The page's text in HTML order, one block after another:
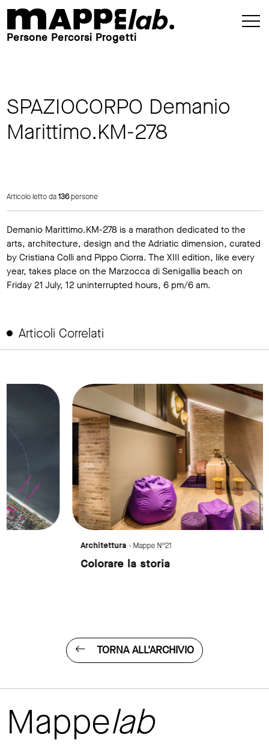
Persone Percorsi Progetti
SPAZIOCORPO Demanio
Marittimo.KM-278
Articolo letto da136persone
Demanio Marittimo.KM-278 is a marathon dedicated to the
arts, architecture, design and the Adriatic dimension, curated
by Cristiana Colli and Pippo Ciorra. The XIII edition, like every
year, takes place on the Marzocca di Senigallia beach on
Friday 21 July, 12 uninterrupted hours, 6 pm/6 am.
Articoli Correlati
- Mappe N°21
Colorare la storia
link to page
TORNA ALL'ARCHIVIO
Mappelab